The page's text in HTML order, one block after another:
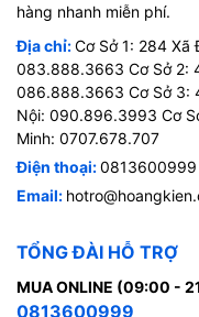
hàng nhanh miễn phí.
Địa chỉ:Cơ Sở 1: 284 Xã
083.888.3663 Cơ Sở 2:
086.888.3663 Cơ Sở 3:
Nội: 090.896.3993 Cơ
Minh: 0707.678.707
Điện thoại:0813600999
Email:
TỔNG ĐÀI HỖ TRỢ
MUA ONLINE (09:00 -
0813600999